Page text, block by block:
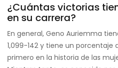
¿Cuántas victorias
en su carrera?
En general, Geno Auriemma
1,099-142 y tiene un porcentaje
primero en la historia de las